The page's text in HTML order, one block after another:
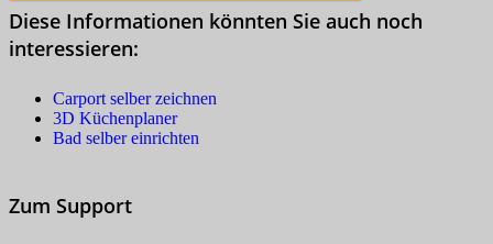
Diese Informationen könnten Sie auch noch
interessieren:
Carport selber zeichnen
3D Küchenplaner
Bad selber einrichten
Zum Support